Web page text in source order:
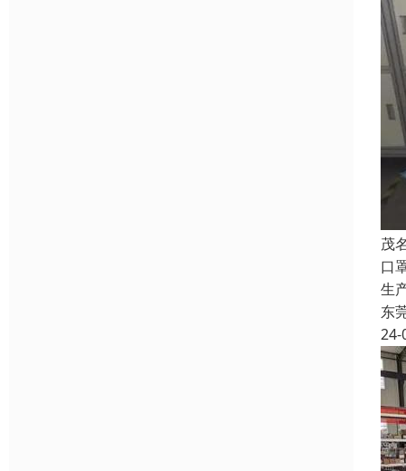
茂
口
生
东
24-